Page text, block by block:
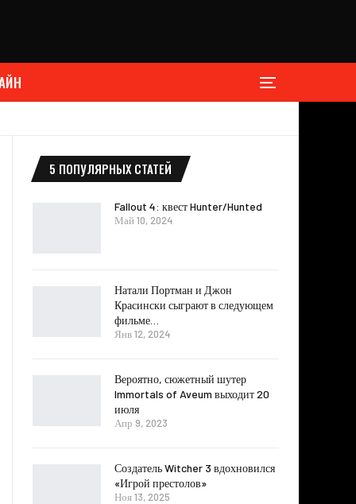
5 ПОПУЛЯРНЫХ СТАТЕЙ
Fallout 4: квест Hunter/Hunted
Май 10, 2024
Натали Портман и Джон
Красински сыграют в следующем
фильме…
Янв 12, 2024
Вероятно, сюжетный шутер
Immortals of Aveum выходит 20
июля
Апр 9, 2023
Создатель Witcher 3 вдохновился
«Игрой престолов»
Ноя 13, 2025